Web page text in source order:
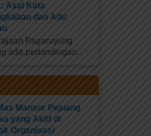
Asal Kata
dan Adu
Pagaruyung
ada pertandingan...
Mansur Pejuang
yang Aktif di
Organisasi